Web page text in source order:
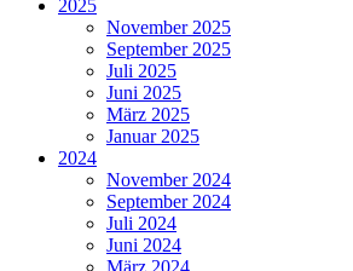
2025
November 2025
September 2025
Juli 2025
Juni 2025
März 2025
Januar 2025
2024
November 2024
September 2024
Juli 2024
Juni 2024